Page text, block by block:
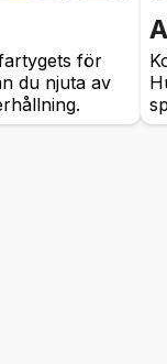
för
du njuta av